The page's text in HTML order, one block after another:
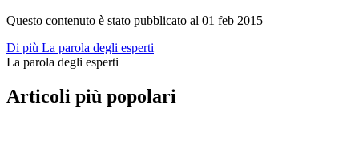
Questo contenuto è stato pubblicato al 01 feb 2015
Di più La parola degli esperti
La parola degli esperti
Articoli più popolari